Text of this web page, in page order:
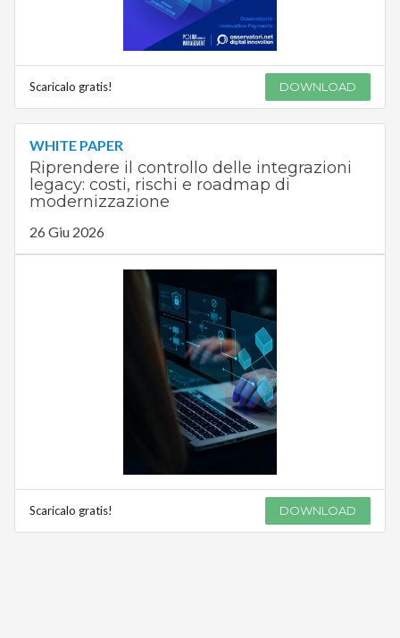
Scaricalo gratis! DOWNLOAD
WHITE PAPER
Riprendere il controllo delle integrazioni
legacy: costi, rischi e roadmap di
modernizzazione
26 Giu 2026
Scaricalo gratis! DOWNLOAD